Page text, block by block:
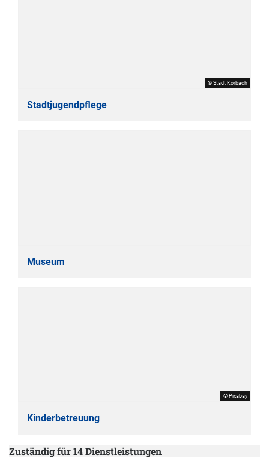
© Stadt Korbach
Stadtjugendpflege
Museum
© Pixabay
Kinderbetreuung
Zuständig für 14 Dienstleistungen